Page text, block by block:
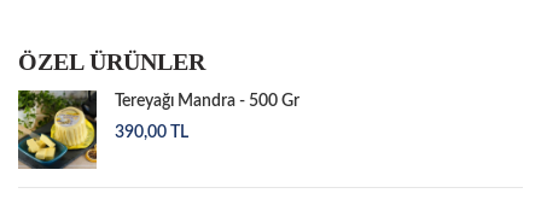
ÖZEL ÜRÜNLER
Tereyağı Mandra - 500 Gr
390,00
TL